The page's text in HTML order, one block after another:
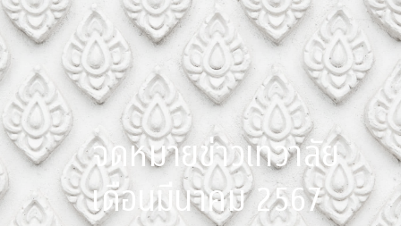
จดหมายข่าวเทวาลัย
เดือนมีนาคม 2567